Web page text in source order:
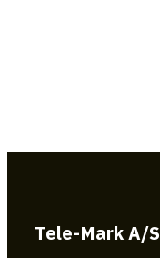
Tele-Mark A/S